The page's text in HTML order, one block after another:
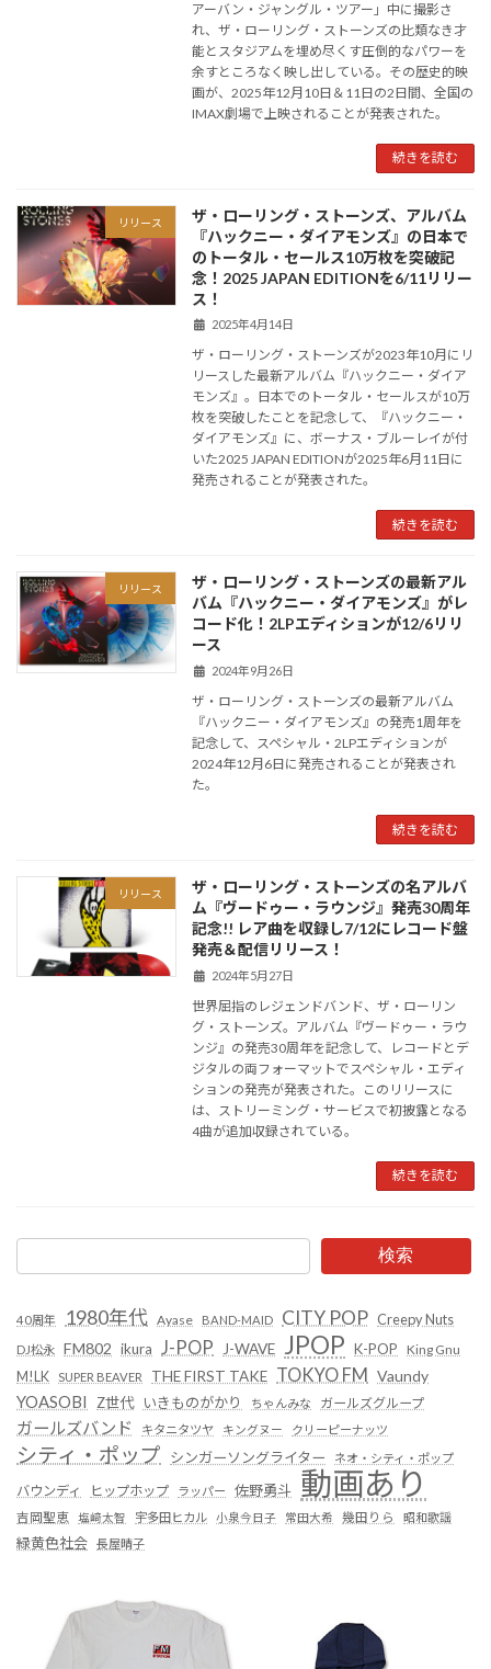
アーバン・ジャングル・ツアー」中に撮影さ
れ、ザ・ローリング・ストーンズの比類なき才
能とスタジアムを埋め尽くす圧倒的なパワーを
余すところなく映し出している。その歴史的映
画が、2025年12月10日＆11日の2日間、全国の
IMAX劇場で上映されることが発表された。
続きを読む
リリース
ザ・ローリング・ストーンズ、アルバム
『ハックニー・ダイアモンズ』の日本で
のトータル・セールス10万枚を突破記
念！2025 JAPAN EDITIONを6/11リリー
ス！
2025年4月14日
ザ・ローリング・ストーンズが2023年10月にリ
リースした最新アルバム『ハックニー・ダイア
モンズ』。日本でのトータル・セールスが10万
枚を突破したことを記念して、『ハックニー・
ダイアモンズ』に、ボーナス・ブルーレイが付
いた2025 JAPAN EDITIONが2025年6月11日に
発売されることが発表された。
続きを読む
リリース
ザ・ローリング・ストーンズの最新アル
バム『ハックニー・ダイアモンズ』がレ
コード化！2LPエディションが12/6リリ
ース
2024年9月26日
ザ・ローリング・ストーンズの最新アルバム
『ハックニー・ダイアモンズ』の発売1周年を
記念して、スペシャル・2LPエディションが
2024年12月6日に発売されることが発表され
た。
続きを読む
リリース
ザ・ローリング・ストーンズの名アルバ
ム『ヴードゥー・ラウンジ』発売30周年
記念!! レア曲を収録し7/12にレコード盤
発売＆配信リリース！
2024年5月27日
世界屈指のレジェンドバンド、ザ・ローリン
グ・ストーンズ。アルバム『ヴードゥー・ラウ
ンジ』の発売30周年を記念して、レコードとデ
ジタルの両フォーマットでスペシャル・エディ
ションの発売が発表された。このリリースに
は、ストリーミング・サービスで初披露となる
4曲が追加収録されている。
続きを読む
検索
40周年 1980年代 Ayase BAND-MAID CITY POP Creepy Nuts
DJ松永 FM802 ikura J-POP J-WAVE JPOP K-POP
King Gnu
M!LK
SUPER BEAVER THE FIRST TAKE TOKYO FM Vaundy
YOASOBI Z世代 いきものがかり ちゃんみな ガールズグループ
ガールズバンド キタニタツヤ キングヌー クリーピーナッツ
シティ・ポップ シンガーソングライター ネオ・シティ・ポップ
バウンディ ヒップホップ ラッパー 佐野勇斗 動画あり
吉岡聖恵 塩﨑太智 宇多田ヒカル 小泉今日子 常田大希 幾田りら 昭和歌謡
緑黄色社会 長屋晴子